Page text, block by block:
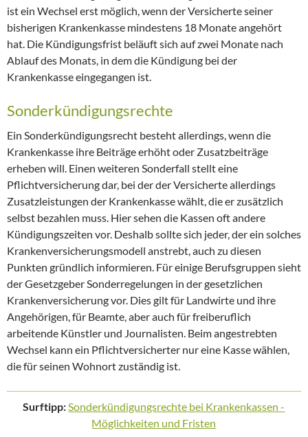
ist ein Wechsel erst möglich, wenn der Versicherte seiner
bisherigen Krankenkasse mindestens 18 Monate angehört
hat. Die Kündigungsfrist beläuft sich auf zwei Monate nach
Ablauf des Monats, in dem die Kündigung bei der
Krankenkasse eingegangen ist.
Sonderkündigungsrechte
Ein Sonderkündigungsrecht besteht allerdings, wenn die
Krankenkasse ihre Beiträge erhöht oder Zusatzbeiträge
erheben will. Einen weiteren Sonderfall stellt eine
Pflichtversicherung dar, bei der der Versicherte allerdings
Zusatzleistungen der Krankenkasse wählt, die er zusätzlich
selbst bezahlen muss. Hier sehen die Kassen oft andere
Kündigungszeiten vor. Deshalb sollte sich jeder, der ein solches
Krankenversicherungsmodell anstrebt, auch zu diesen
Punkten gründlich informieren. Für einige Berufsgruppen sieht
der Gesetzgeber Sonderregelungen in der gesetzlichen
Krankenversicherung vor. Dies gilt für Landwirte und ihre
Angehörigen, für Beamte, aber auch für freiberuflich
arbeitende Künstler und Journalisten. Beim angestrebten
Wechsel kann ein Pflichtversicherter nur eine Kasse wählen,
die für seinen Wohnort zuständig ist.
Surftipp:Sonderkündigungsrechte bei Krankenkassen -
Möglichkeiten und Fristen